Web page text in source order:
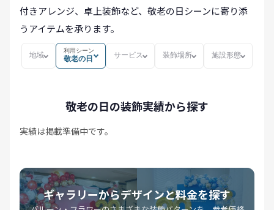
付きアレンジ、卓上装飾など、敬老の日シーンに寄り添
うアイテムを承ります。
地域
利用シーン
敬老の日 サービス 装飾場所 施設形態
敬老の日の装飾実績から探す
実績は掲載準備中です。
ギャラリーからデザインと料金を探す